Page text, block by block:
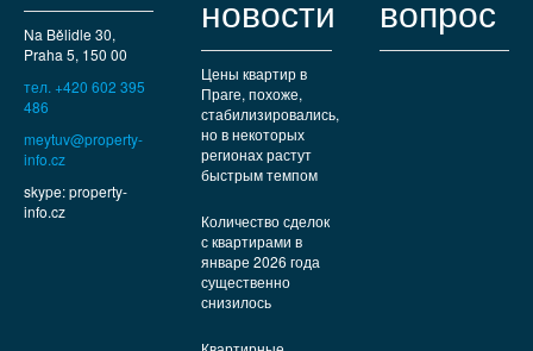
Na Bělidle 30,
Praha 5, 150 00
тел. +420 602 395
486
meytuv@property-
info.cz
skype: property-
info.cz
новости
Цены квартир в
Праге, похоже,
стабилизировались,
но в некоторых
регионах растут
быстрым темпом
Количество сделок
с квартирами в
январе 2026 года
существенно
снизилось
вопрос